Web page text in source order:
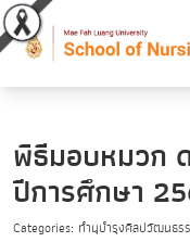
พิธีมอบหมวก
ปีการศึกษา
Categories: ทำนุบำรุงศิลปวัฒนธร